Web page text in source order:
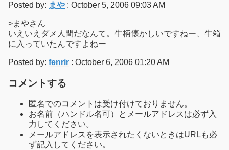
Posted by: まや : October 5, 2006 09:03 AM
>まやさん
いえいえダメ人間だなんて。牛柄懐かしいですねー、牛箱
に入っていたんですよねー
Posted by: fenrir : October 6, 2006 01:20 AM
コメントする
匿名でのコメントは受け付けておりません。
お名前（ハンドル名可）とメールアドレスは必ず入
力してください。
メールアドレスを表示されたくないときはURLも必
ず記入してください。